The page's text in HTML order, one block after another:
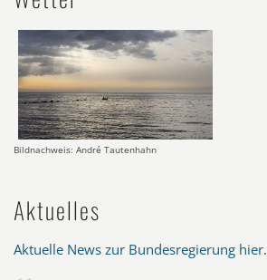
Bildnachweis: André Tautenhahn
Aktuelles
Aktuelle News zur Bundesregierung hier.